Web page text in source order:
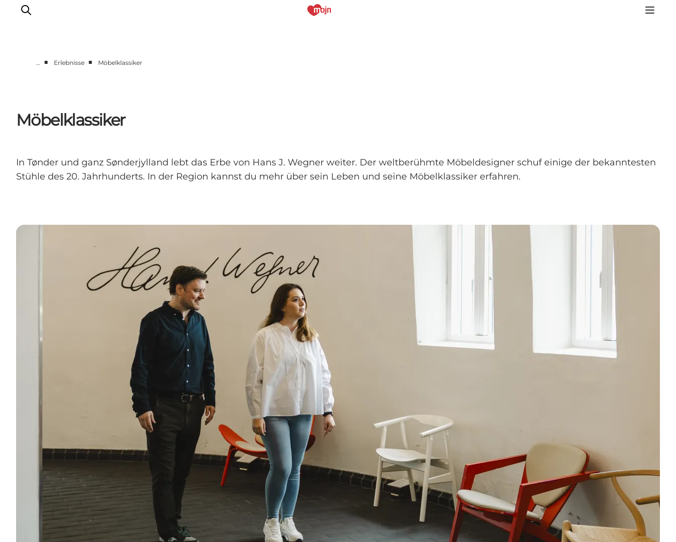
Events
Übernachtung
Booking
… ■ Erlebnisse ■ Möbelklassiker
Möbelklassiker
In Tønder und ganz Sønderjylland lebt das Erbe von Hans J. Wegner weiter. Der weltberühmte Möbeldesigner schuf einige der bekanntesten
Stühle des 20. Jahrhunderts. In der Region kannst du mehr über sein Leben und seine Möbelklassiker erfahren.